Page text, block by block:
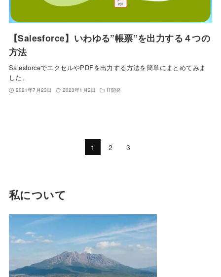
【Salesforce】いわゆる”帳票”を出力する４つの
方法
SalesforceでエクセルやPDFを出力する方法を簡単にまとめてみま
した。
2021年7月23日 2023年1月2日 IT開発
1 2 3
私について